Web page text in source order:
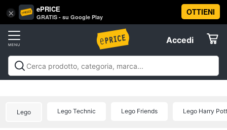
× ePRICE
GRATIS - su Google Play
OTTIENI
Accedi
Accedi
Registrati
Offerte
Vai
al
Lego Lego Technic Lego Friends Lego Harry